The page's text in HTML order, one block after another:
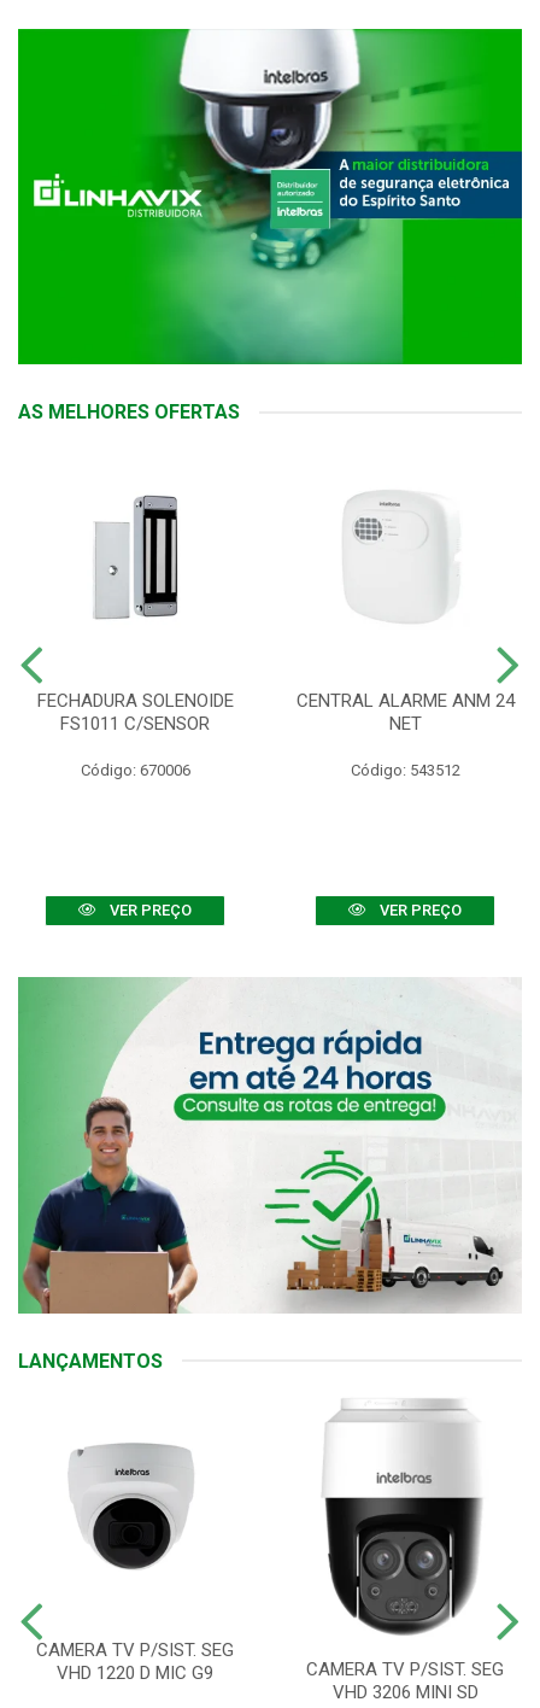
AS MELHORES OFERTAS
FECHADURA SOLENOIDE
FS1011 C/SENSOR
Código: 670006
VER PREÇO
CENTRAL ALARME ANM 24
NET
Código: 543512
VER PREÇO
LANÇAMENTOS
CAMERA TV P/SIST. SEG
VHD 1220 D MIC G9
CAMERA TV P/SIST. SEG
VHD 3206 MINI SD